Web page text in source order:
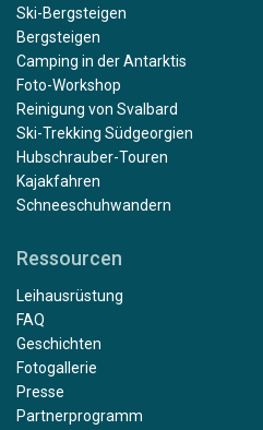
Ski-Bergsteigen
Bergsteigen
Camping in der Antarktis
Foto-Workshop
Reinigung von Svalbard
Ski-Trekking Südgeorgien
Hubschrauber-Touren
Kajakfahren
Schneeschuhwandern
Ressourcen
Leihausrüstung
FAQ
Geschichten
Fotogallerie
Presse
Partnerprogramm